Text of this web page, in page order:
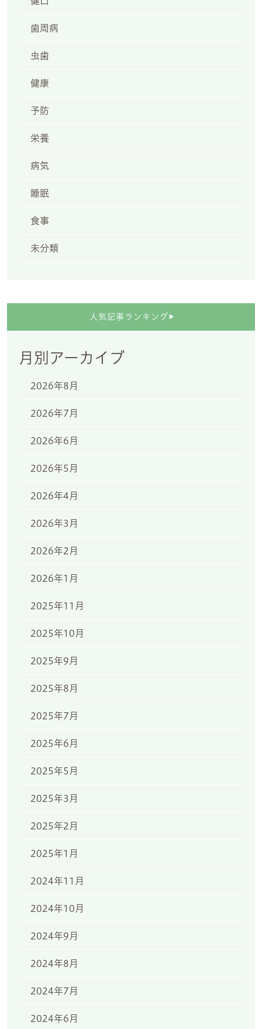
歯周病
虫歯
健康
予防
栄養
病気
睡眠
食事
未分類
▶
人気記事ランキング
月別アーカイブ
2026年8月
2026年7月
2026年6月
2026年5月
2026年4月
2026年3月
2026年2月
2026年1月
2025年11月
2025年10月
2025年9月
2025年8月
2025年7月
2025年6月
2025年5月
2025年3月
2025年2月
2025年1月
2024年11月
2024年10月
2024年9月
2024年8月
2024年7月
2024年6月